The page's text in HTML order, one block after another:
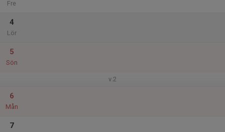
Fre
4
Lör
5
Sön
v.2
6
Mån
7